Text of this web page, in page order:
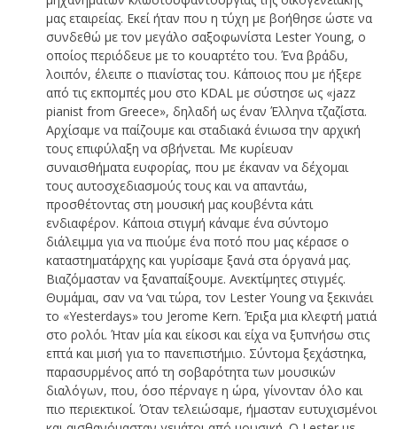
μας εταιρείας. Εκεί ήταν που η τύχη με βοήθησε ώστε να
συνδεθώ με τον μεγάλο σαξοφωνίστα Lester Young, ο
οποίος περιόδευε με το κουαρτέτο του. Ένα βράδυ,
λοιπόν, έλειπε ο πιανίστας του. Κάποιος που με ήξερε
από τις εκπομπές μου στο KDAL με σύστησε ως «jazz
pianist from Greece», δηλαδή ως έναν Έλληνα τζαζίστα.
Αρχίσαμε να παίζουμε και σταδιακά ένιωσα την αρχική
τους επιφύλαξη να σβήνεται. Με κυρίευαν
συναισθήματα ευφορίας, που με έκαναν να δέχομαι
τους αυτοσχεδιασμούς τους και να απαντάω,
προσθέτοντας στη μουσική μας κουβέντα κάτι
ενδιαφέρον. Κάποια στιγμή κάναμε ένα σύντομο
διάλειμμα για να πιούμε ένα ποτό που μας κέρασε ο
καταστηματάρχης και γυρίσαμε ξανά στα όργανά μας.
Βιαζόμασταν να ξαναπαίξουμε. Ανεκτίμητες στιγμές.
Θυμάμαι, σαν να ‘ναι τώρα, τον Lester Young να ξεκινάει
το «Yesterdays» του Jerome Kern. Έριξα μια κλεφτή ματιά
στο ρολόι. Ήταν μία και είκοσι και είχα να ξυπνήσω στις
επτά και μισή για το πανεπιστήμιο. Σύντομα ξεχάστηκα,
παρασυρμένος από τη σοβαρότητα των μουσικών
διαλόγων, που, όσο πέρναγε η ώρα, γίνονταν όλο και
πιο περιεκτικοί. Όταν τελειώσαμε, ήμασταν ευτυχισμένοι